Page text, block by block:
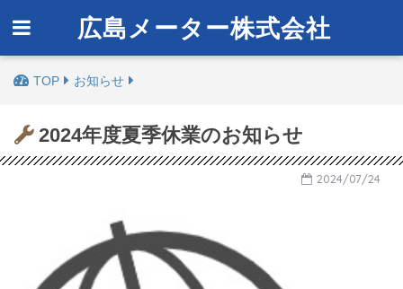
広島メーター株式会社
お知らせ
2024年度夏季休業のお知らせ
2024/07/24